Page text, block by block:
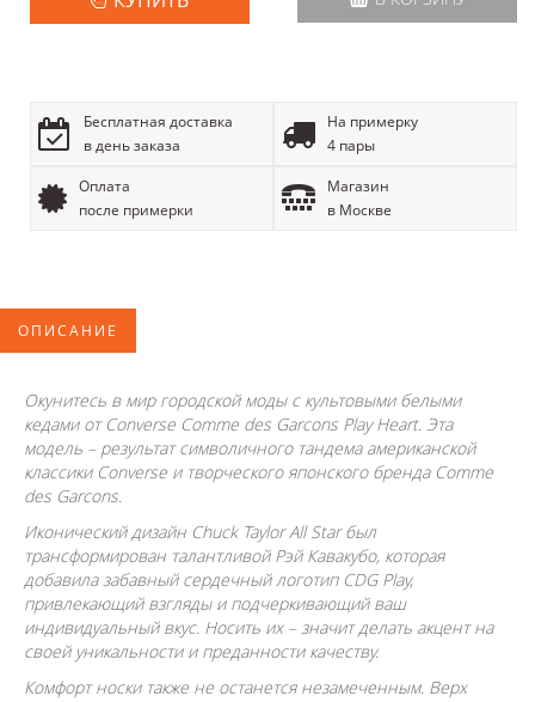
Бесплатная доставка
в день заказа
На примерку
4 пары
Оплата
после примерки
Магазин
в Москве
ОПИСАНИЕ
Окунитесь в мир городской моды с культовыми белыми
кедами от Converse Comme des Garcons Play Heart. Эта
модель – результат символичного тандема американской
классики Converse и творческого японского бренда Comme
des Garcons.
Иконический дизайн Chuck Taylor All Star был
трансформирован талантливой Рэй Кавакубо, которая
добавила забавный сердечный логотип CDG Play,
привлекающий взгляды и подчеркивающий ваш
индивидуальный вкус. Носить их – значит делать акцент на
своей уникальности и преданности качеству.
Комфорт носки также не останется незамеченным. Верх